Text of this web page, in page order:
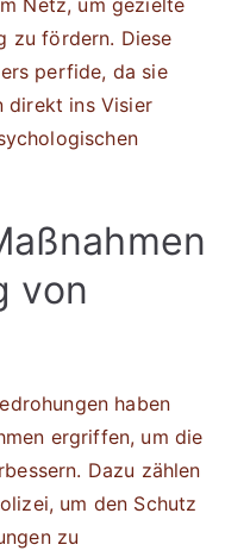
Netz, um gezielte
zu fördern. Diese
perfide, da sie
direkt ins Visier
von
haben
ergriffen, um die
Dazu zählen
um den Schutz
zu